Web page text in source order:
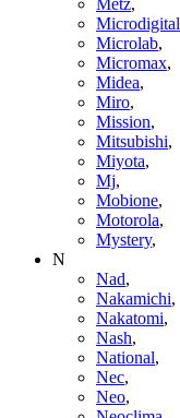
Microdigital
Microlab,
Micromax,
Midea,
Miro,
Mission,
Mitsubishi,
Miyota,
Mj,
Mobione,
Motorola,
Mystery,
N
Nad,
Nakamichi,
Nakatomi,
Nash,
National,
Nec,
Neo,